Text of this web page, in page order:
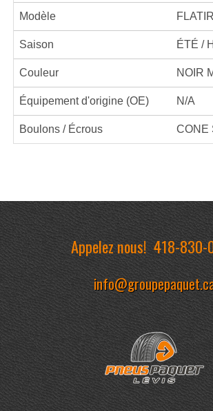
Modèle
Saison ÉTÉ /
Couleur NOIR
Équipement d'origine (OE) N/A
Boulons / Écrous CONE
Appelez nous!418-830-